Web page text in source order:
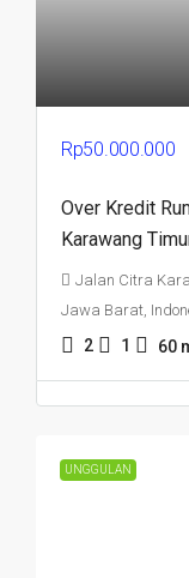
Rp50.000.000
Over Kredit
Karawang
Jalan Citra
Jawa Barat,
2 1 60
UNGGULAN